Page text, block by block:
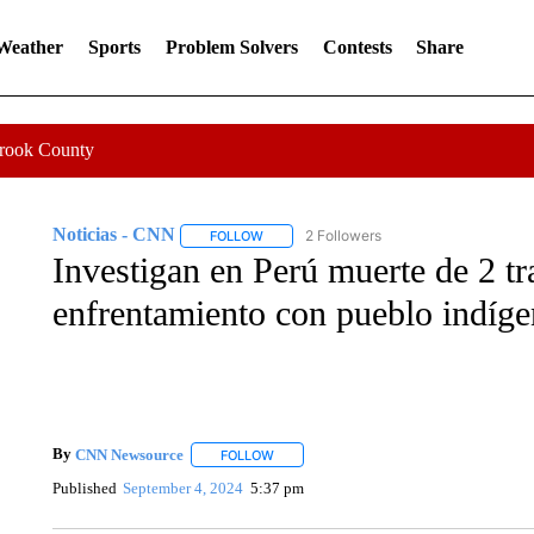
Sports Problem Solvers Contests Share
County
Noticias - CNN FOLLOWFOLLOW "NOTICIAS - CNN" TO RECEIVE
2 Followers
Investigan en Perú muerte de 2
enfrentamiento con pueblo
By CNN Newsource FOLLOWFOLLOW "" TO RECEIVE NOTIFICATIONS
Published September 4, 2024 5:37 pm